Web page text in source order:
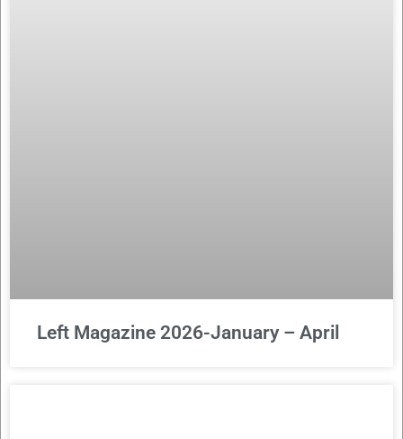
Left Magazine 2026-January – April